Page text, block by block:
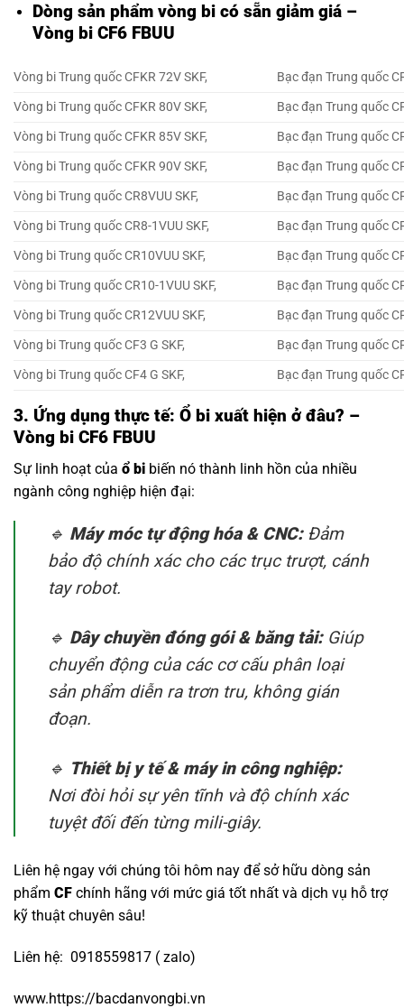
Dòng sản phẩm vòng bi có sẵn giảm giá –
Vòng bi CF6 FBUU
Vòng bi Trung quốc CFKR 72V SKF,
Bạc đạn Trung quốc
Vòng bi Trung quốc CFKR 80V SKF,
Bạc đạn Trung quốc
Vòng bi Trung quốc CFKR 85V SKF,
Bạc đạn Trung quốc
Vòng bi Trung quốc CFKR 90V SKF,
Bạc đạn Trung quốc
Vòng bi Trung quốc CR8VUU SKF,
Bạc đạn Trung quốc
Vòng bi Trung quốc CR8-1VUU SKF,
Bạc đạn Trung quốc
Vòng bi Trung quốc CR10VUU SKF,
Bạc đạn Trung quốc
Vòng bi Trung quốc CR10-1VUU SKF,
Bạc đạn Trung quốc
Vòng bi Trung quốc CR12VUU SKF,
Bạc đạn Trung quốc
Vòng bi Trung quốc CF3 G SKF,
Bạc đạn Trung quốc
Vòng bi Trung quốc CF4 G SKF,
Bạc đạn Trung quốc
3. Ứng dụng thực tế: Ổ bi xuất hiện ở đâu? –
Vòng bi CF6 FBUU
Sự linh hoạt của ổ bi biến nó thành linh hồn của nhiều
ngành công nghiệp hiện đại:
🔹 Máy móc tự động hóa & CNC:Đảm
bảo độ chính xác cho các trục trượt, cánh
tay robot.
🔹 Dây chuyền đóng gói & băng tải:Giúp
chuyển động của các cơ cấu phân loại
sản phẩm diễn ra trơn tru, không gián
đoạn.
🔹 Thiết bị y tế & máy in công nghiệp:
Nơi đòi hỏi sự yên tĩnh và độ chính xác
tuyệt đối đến từng mili-giây.
Liên hệ ngay với chúng tôi hôm nay để sở hữu dòng sản
phẩm CF chính hãng với mức giá tốt nhất và dịch vụ hỗ trợ
kỹ thuật chuyên sâu!
Liên hệ: 0918559817 ( zalo)
www.https://bacdanvongbi.vn